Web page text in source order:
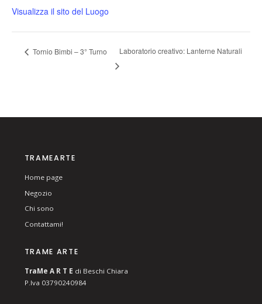
Visualizza il sito del Luogo
Tornio Bimbi – 3° Turno Laboratorio creativo: Lanterne Naturali
TRAMEARTE
Home page
Negozio
Chi sono
Contattami!
TRAME ARTE
TraMe A R T E di Beschi Chiara
P.Iva 03790240984